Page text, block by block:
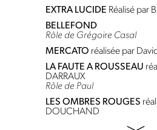
EXTRA LUCIDE Réalisé par
BELLEFOND
Rôle de Grégoire Casal
MERCATO réalisée par
LA FAUTE A ROUSSEAU
DARRAUX
Rôle de Paul
LES OMBRES ROUGES
DOUCHAND